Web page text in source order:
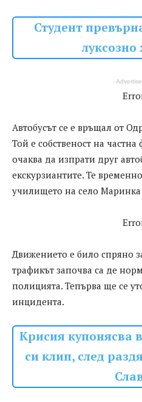
Студент
-
Автобусът се е връщал от
Той е собственост на
очаква да изпрати друг
екскурзиантите. Те
училището на село Маринка
Движението е било спряно
трафикът започва са де
полицията. Тепърва ще се
инцидента.
Крисия купонясва
си клип, след